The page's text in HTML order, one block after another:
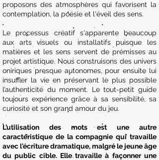
proposons des atmosphères qui favorisent la
contemplation, la poésie et l'éveil des sens.
Le processus créatif s'apparente beaucoup
aux arts visuels ou installatifs puisque les
matières et les sens servent de prémisses au
projet artistique. Nous construisons des univers
oniriques presque autonomes, pour ensuite lui
insuffler la vie en préservant le plus possible
l’authenticité du moment. Le tout-petit guide
toujours expérience grâce à sa sensibilité, sa
curiosité et son grand amour du jeu.
L’utilisation des mots est une autre
caractéristique de la compagnie qui travaille
avec l'écriture dramatique, malgré le jeune âge
du public cible. Elle travaille à façonner une